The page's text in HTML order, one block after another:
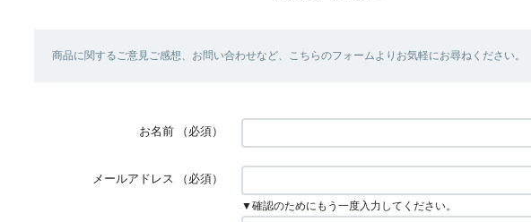
商品に関するご意見ご感想、お問い合わせなど、こちらのフォームよりお気軽にお尋ねください。
お名前 （必須）
メールアドレス （必須）
▼確認のためにもう一度入力してください。